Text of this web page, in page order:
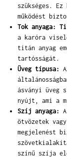
szükséges.
működést
Tok anyaga:
a karóra
titán anyag
tartósságát.
Üveg típusa:
ásványi üveg
nyújt, ami a
Szíj anyaga:
ötvözetek
megjelenést
színű szíja